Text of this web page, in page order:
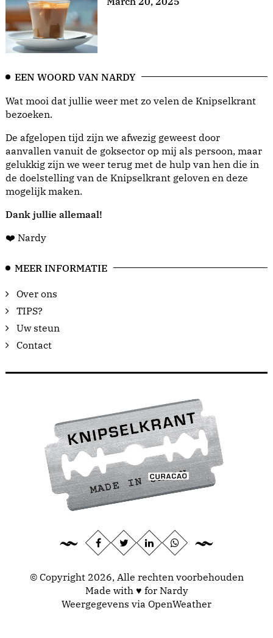
EEN WOORD VAN NARDY
Wat mooi dat jullie weer met zo velen de Knipselkrant
bezoeken.
De afgelopen tijd zijn we afwezig geweest door
aanvallen vanuit de goksector op mij als persoon, maar
gelukkig zijn we weer terug met de hulp van hen die in
de doelstelling van de Knipselkrant geloven en deze
mogelijk maken.
Dank jullie allemaal!
❤️ Nardy
MEER INFORMATIE
Over ons
TIPS?
Uw steun
Contact
© Copyright 2026, Alle rechten voorbehouden
Made with ♥ for Nardy
Weergegevens via OpenWeather